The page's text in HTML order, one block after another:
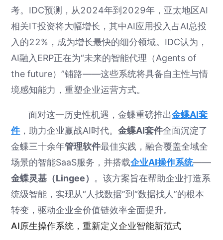
考。IDC预测，从2024年到2029年，亚太地区AI
相关IT投资将大幅增长，其中AI应用投入占AI总投
入的22%，成为增长最快的细分领域。IDC认为，
AI融入ERP正在为“未来的智能代理（Agents of
the future）”铺路——这些系统将具备自主性与情
境感知能力，重塑企业运营方式。
面对这一历史性机遇，金蝶重磅推出金蝶AI套
件，助力企业赢战AI时代。金蝶AI套件全面沉淀了
金蝶三十余年管理软件最佳实践，融合覆盖全域全
场景的智能SaaS服务，并搭载企业AI操作系统——
金蝶灵基（Lingee） 。该方案旨在帮助企业打造系
统级智能，实现从“人找数据”到“数据找人”的根本
转变，驱动企业全价值链效率全面提升。
AI原生操作系统，重新定义企业智能新范式